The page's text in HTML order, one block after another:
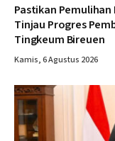
Pastikan
Tinjau Progres
Tingkeum Bireuen
Kamis, 6 Agustus 2026